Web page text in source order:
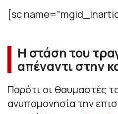
[sc
Η στάση του
απέναντι στην
Παρότι οι θαυμαστές
ανυπομονησία την